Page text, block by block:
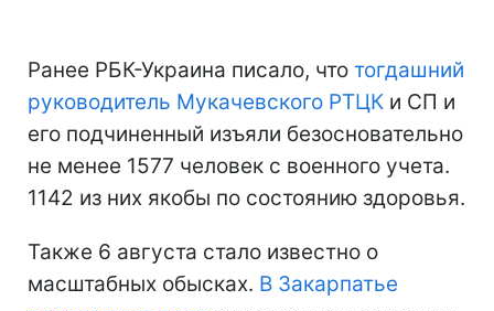
Ранее РБК-Украина писало, что тогдашний
руководитель Мукачевского РТЦК и СП и
его подчиненный изъяли безосновательно
не менее 1577 человек с военного учета.
1142 из них якобы по состоянию здоровья.
Также 6 августа стало известно о
масштабных обысках. В Закарпатье